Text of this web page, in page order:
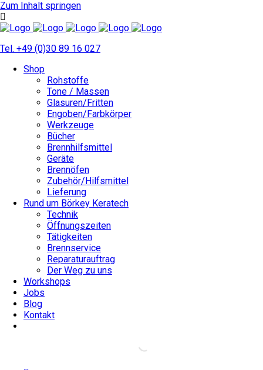
Zum Inhalt springen
Tel. +49 (0)30 89 16 027
Shop
Rohstoffe
Tone / Massen
Glasuren/Fritten
Engoben/Farbkörper
Werkzeuge
Bücher
Brennhilfsmittel
Geräte
Brennöfen
Zubehör/Hilfsmittel
Lieferung
Rund um Börkey Keratech
Technik
Öffnungszeiten
Tätigkeiten
Brennservice
Reparaturauftrag
Der Weg zu uns
Workshops
Jobs
Blog
Kontakt